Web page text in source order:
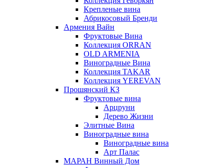
Крепленые вина
Абрикосовый Бренди
Армения Вайн
Фруктовые Вина
Коллекция ORRAN
OLD ARMENIA
Виноградные Вина
Коллекция TAKAR
Коллекция YEREVAN
Прошянский КЗ
Фруктовые вина
Арцруни
Дерево Жизни
Элитные Вина
Виноградные вина
Виноградные вина
Арт Палас
МАРАН Винный Дом